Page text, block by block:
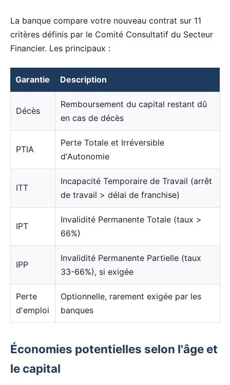
La banque compare votre nouveau contrat sur 11
critères définis par le Comité Consultatif du Secteur
Financier. Les principaux :
Garantie Description
Décès
Remboursement du capital restant dû
en cas de décès
PTIA
Perte Totale et Irréversible
d'Autonomie
ITT
Incapacité Temporaire de Travail (arrêt
de travail > délai de franchise)
IPT
Invalidité Permanente Totale (taux >
66%)
IPP
Invalidité Permanente Partielle (taux
33-66%), si exigée
Perte
d'emploi
Optionnelle, rarement exigée par les
banques
Économies potentielles selon l'âge et
le capital